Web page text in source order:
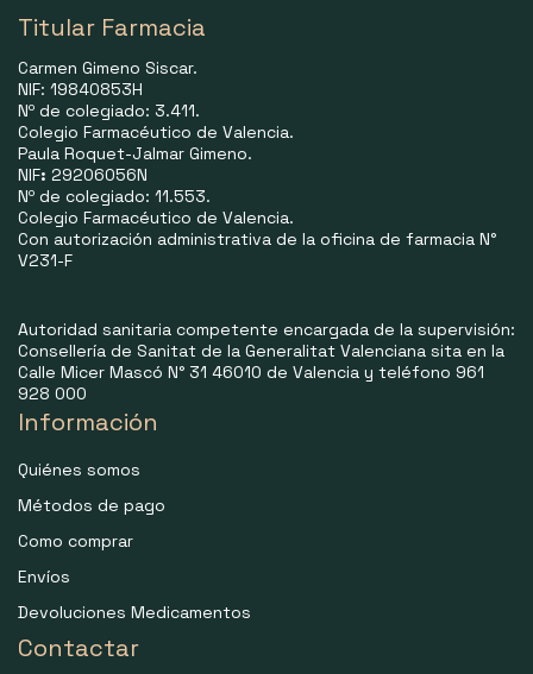
Titular Farmacia
Carmen Gimeno Siscar.
NIF: 19840853H
Nº de colegiado: 3.411.
Colegio Farmacéutico de Valencia.
Paula Roquet-Jalmar Gimeno.
NIF: 29206056N
Nº de colegiado: 11.553.
Colegio Farmacéutico de Valencia.
Con autorización administrativa de la oficina de farmacia N°
V231-F
Autoridad sanitaria competente encargada de la supervisión:
Consellería de Sanitat de la Generalitat Valenciana sita en la
Calle Micer Mascó N° 31 46010 de Valencia y teléfono 961
928 000
Información
Quiénes somos
Métodos de pago
Como comprar
Envíos
Devoluciones Medicamentos
Contactar